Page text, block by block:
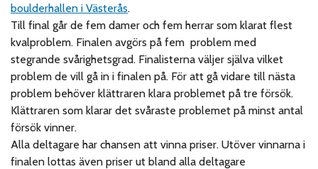
boulderhallen i Västerås.
Till final går de fem damer och fem herrar som klarat flest
kvalproblem. Finalen avgörs på fem problem med
stegrande svårighetsgrad. Finalisterna väljer själva vilket
problem de vill gå in i finalen på. För att gå vidare till nästa
problem behöver klättraren klara problemet på tre försök.
Klättraren som klarar det svåraste problemet på minst antal
försök vinner.
Alla deltagare har chansen att vinna priser. Utöver vinnarna i
finalen lottas även priser ut bland alla deltagare